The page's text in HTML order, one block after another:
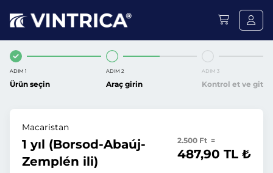
ADIM 1
Ürün seçin
ADIM 2
Araç girin
ADIM 3
Kontrol et ve git
Macaristan
1 yıl (Borsod-Abaúj-
Zemplén ili)
2.500 Ft =
487,90 TL ₺